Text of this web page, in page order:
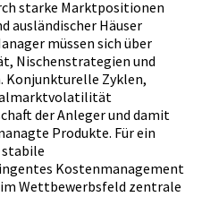
starke Marktpositionen
ausländischer Häuser
müssen sich über
Nischenstrategien und
Konjunkturelle Zyklen,
der Anleger und damit
Produkte. Für ein
stabile
Kostenmanagement
Wettbewerbsfeld zentrale